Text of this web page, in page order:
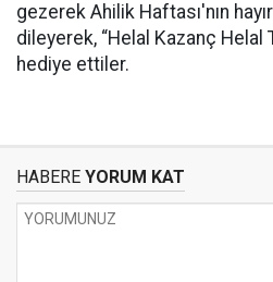
gezerek Ahilik Haftası'nın
dileyerek, “Helal Kazanç Helal
hediye ettiler.
HABERE YORUM KAT